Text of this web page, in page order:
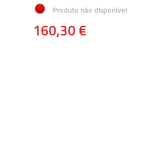
Produto não disponível
160,30 €